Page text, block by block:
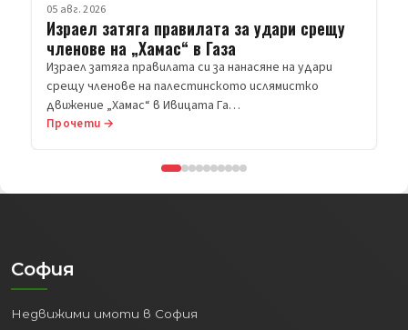
05 авг. 2026
Израел затяга правилата за удари срещу
членове на „Хамас“ в Газа
Израел затяга правилата си за нанасяне на удари
срещу членове на палестинското ислямистко
движение „Хамас“ в Ивицата Га…
Прочети →
София
Недвижими имоти в София